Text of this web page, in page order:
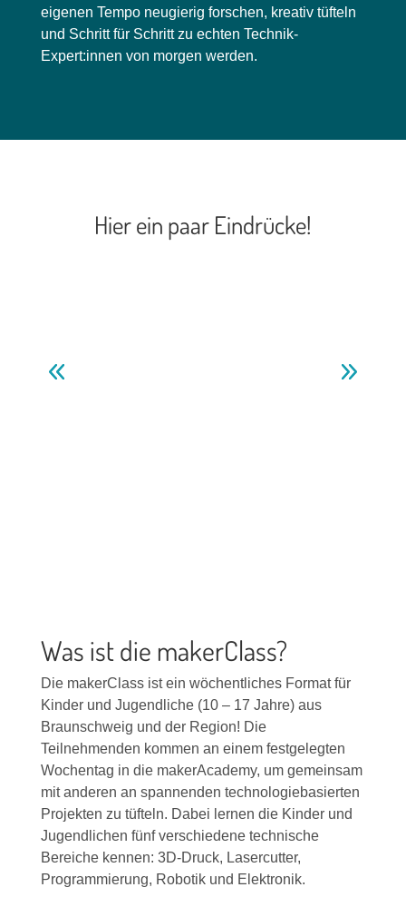
eigenen Tempo neugierig forschen, kreativ tüfteln
und Schritt für Schritt zu echten Technik-
Expert:innen von morgen werden.
Hier ein paar Eindrücke!
Was ist die makerClass?
Die makerClass ist ein wöchentliches Format für
Kinder und Jugendliche (10 – 17 Jahre) aus
Braunschweig und der Region! Die
Teilnehmenden kommen an einem festgelegten
Wochentag in die makerAcademy, um gemeinsam
mit anderen an spannenden technologiebasierten
Projekten zu tüfteln. Dabei lernen die Kinder und
Jugendlichen fünf verschiedene technische
Bereiche kennen: 3D-Druck, Lasercutter,
Programmierung, Robotik und Elektronik.